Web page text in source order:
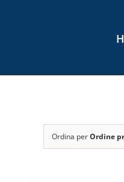
Ordina perOrdine